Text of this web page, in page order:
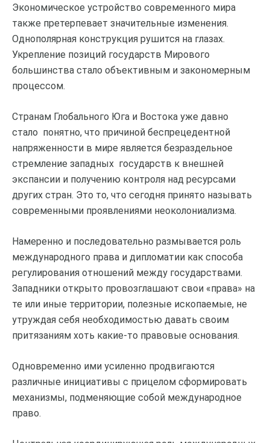
Экономическое устройство современного мира
также претерпевает значительные изменения.
Однополярная конструкция рушится на глазах.
Укрепление позиций государств Мирового
большинства стало объективным и закономерным
процессом.
Странам Глобального Юга и Востока уже давно
стало понятно, что причиной беспрецедентной
напряженности в мире является безраздельное
стремление западных государств к внешней
экспансии и получению контроля над ресурсами
других стран. Это то, что сегодня принято называть
современными проявлениями неоколониализма.
Намеренно и последовательно размывается роль
международного права и дипломатии как способа
регулирования отношений между государствами.
Западники открыто провозглашают свои «права» на
те или иные территории, полезные ископаемые, не
утруждая себя необходимостью давать своим
притязаниям хоть какие-то правовые основания.
Одновременно ими усиленно продвигаются
различные инициативы с прицелом сформировать
механизмы, подменяющие собой международное
право.